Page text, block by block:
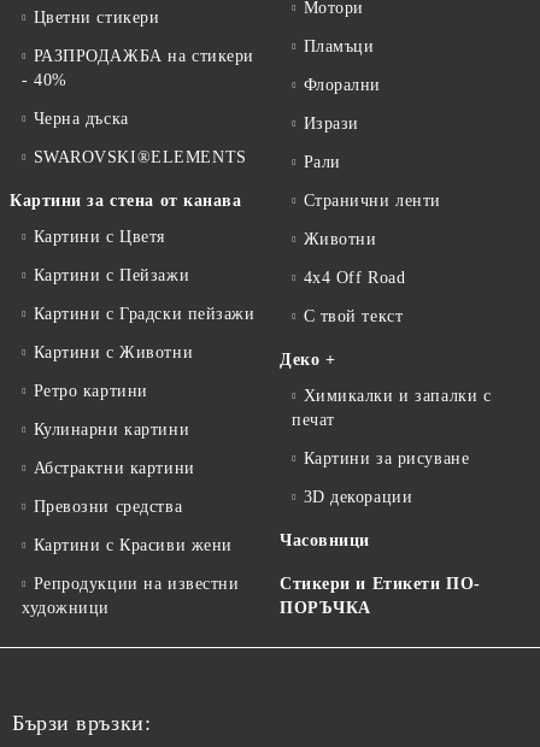
Цветни стикери
РАЗПРОДАЖБА на стикери
- 40%
Черна дъска
SWAROVSKI®ELEMENTS
Картини за стена от канава
Картини с Цветя
Картини с Пейзажи
Картини с Градски пейзажи
Картини с Животни
Ретро картини
Кулинарни картини
Абстрактни картини
Превозни средства
Картини с Красиви жени
Репродукции на известни
художници
Мотори
Пламъци
Флорални
Изрази
Рали
Странични ленти
Животни
4x4 Off Road
С твой текст
Деко +
Химикалки и запалки с
печат
Картини за рисуване
3D декорации
Часовници
Стикери и Етикети ПО-
ПОРЪЧКА
Бързи връзки: